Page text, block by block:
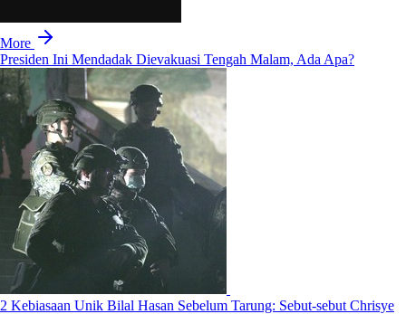
More
Presiden Ini Mendadak Dievakuasi Tengah Malam, Ada Apa?
2 Kebiasaan Unik Bilal Hasan Sebelum Tarung: Sebut-sebut Chrisye